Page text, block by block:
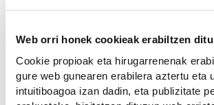
Web orri honek cookieak erabiltzen ditu
Cookie propioak eta hirugarrenenak
gure web gunearen erabilera aztertu eta
intuitiboagoa izan dadin, eta publizitate